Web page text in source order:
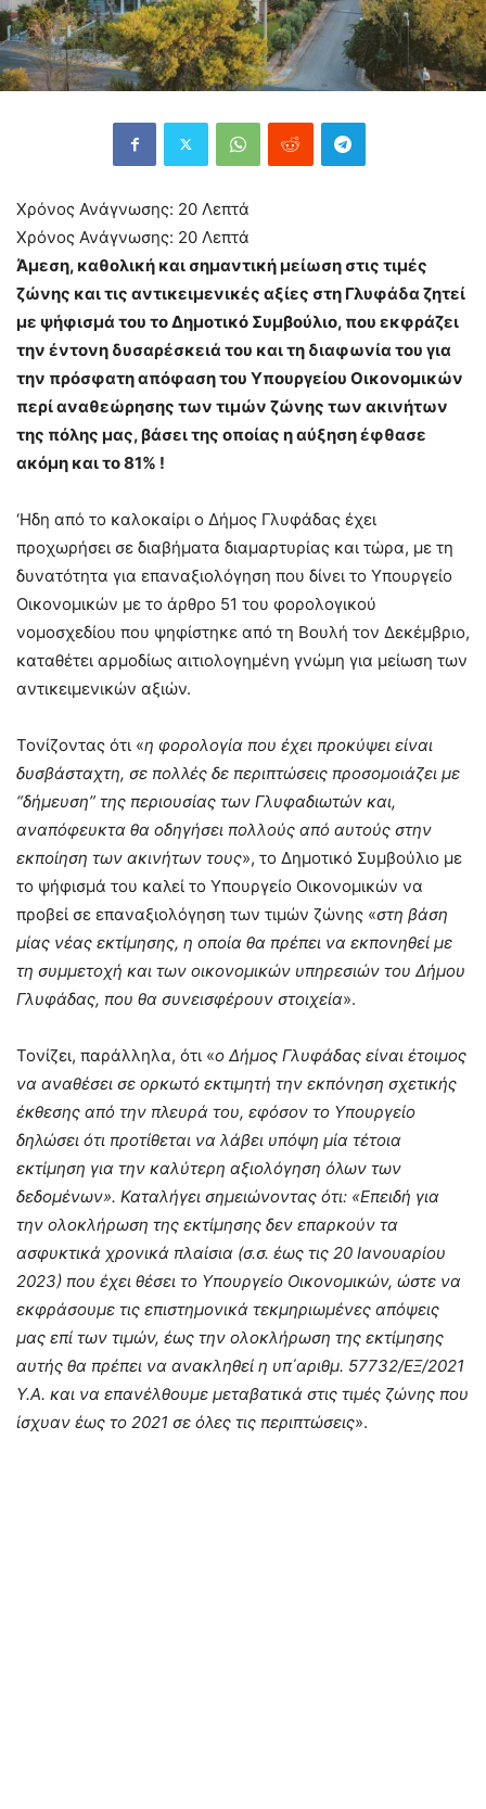
Χρόνος Ανάγνωσης: 20 Λεπτά
Χρόνος Ανάγνωσης: 20 Λεπτά
Άμεση, καθολική και σημαντική μείωση στις τιμές
ζώνης και τις αντικειμενικές αξίες στη Γλυφάδα ζητεί
με ψήφισμά του το Δημοτικό Συμβούλιο, που εκφράζει
την έντονη δυσαρέσκειά του και τη διαφωνία του για
την πρόσφατη απόφαση του Υπουργείου Οικονομικών
περί αναθεώρησης των τιμών ζώνης των ακινήτων
της πόλης μας, βάσει της οποίας η αύξηση έφθασε
ακόμη και το 81% !
‘Ηδη από το καλοκαίρι ο Δήμος Γλυφάδας έχει
προχωρήσει σε διαβήματα διαμαρτυρίας και τώρα, με τη
δυνατότητα για επαναξιολόγηση που δίνει το Υπουργείο
Οικονομικών με το άρθρο 51 του φορολογικού
νομοσχεδίου που ψηφίστηκε από τη Βουλή τον Δεκέμβριο,
καταθέτει αρμοδίως αιτιολογημένη γνώμη για μείωση των
αντικειμενικών αξιών.
Τονίζοντας ότι «η φορολογία που έχει προκύψει είναι
δυσβάσταχτη, σε πολλές δε περιπτώσεις προσομοιάζει με
“δήμευση” της περιουσίας των Γλυφαδιωτών και,
αναπόφευκτα θα οδηγήσει πολλούς από αυτούς στην
εκποίηση των ακινήτων τους», το Δημοτικό Συμβούλιο με
το ψήφισμά του καλεί το Υπουργείο Οικονομικών να
προβεί σε επαναξιολόγηση των τιμών ζώνης «στη βάση
μίας νέας εκτίμησης, η οποία θα πρέπει να εκπονηθεί με
τη συμμετοχή και των οικονομικών υπηρεσιών του Δήμου
Γλυφάδας, που θα συνεισφέρουν στοιχεία».
Τονίζει, παράλληλα, ότι «ο Δήμος Γλυφάδας είναι έτοιμος
να αναθέσει σε ορκωτό εκτιμητή την εκπόνηση σχετικής
έκθεσης από την πλευρά του, εφόσον το Υπουργείο
δηλώσει ότι προτίθεται να λάβει υπόψη μία τέτοια
εκτίμηση για την καλύτερη αξιολόγηση όλων των
δεδομένων». Καταλήγει σημειώνοντας ότι: «Επειδή για
την ολοκλήρωση της εκτίμησης δεν επαρκούν τα
ασφυκτικά χρονικά πλαίσια (σ.σ. έως τις 20 Ιανουαρίου
2023) που έχει θέσει το Υπουργείο Οικονομικών, ώστε να
εκφράσουμε τις επιστημονικά τεκμηριωμένες απόψεις
μας επί των τιμών, έως την ολοκλήρωση της εκτίμησης
αυτής θα πρέπει να ανακληθεί η υπ΄αριθμ. 57732/ΕΞ/2021
Υ.Α. και να επανέλθουμε μεταβατικά στις τιμές ζώνης που
ίσχυαν έως το 2021 σε όλες τις περιπτώσεις».